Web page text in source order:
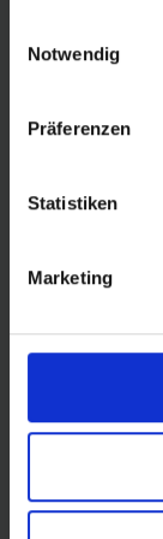
Notwendig
Präferenzen
Statistiken
Marketing
PROFIL
Mit seinen
bietet der
enormen
ADDIX E-
Beim Pick-Up
ADDIX E, die
Sie vereint
Da das